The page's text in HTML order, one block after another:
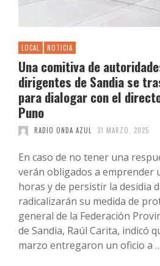
LOCAL NOTICIA
Una comitiva de
dirigentes de Sandia se
para dialogar con el
Puno
RADIO ONDA AZUL 31 MARZO, 2025
En caso de no tener una
verán obligados a emprender
horas y de persistir la desidia
radicalizarán su medida de
general de la Federación
de Sandia, Raúl Carita, indicó
marzo entregaron un oficio a